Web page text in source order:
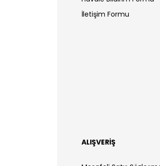
İletişim Formu
ALIŞVERİŞ